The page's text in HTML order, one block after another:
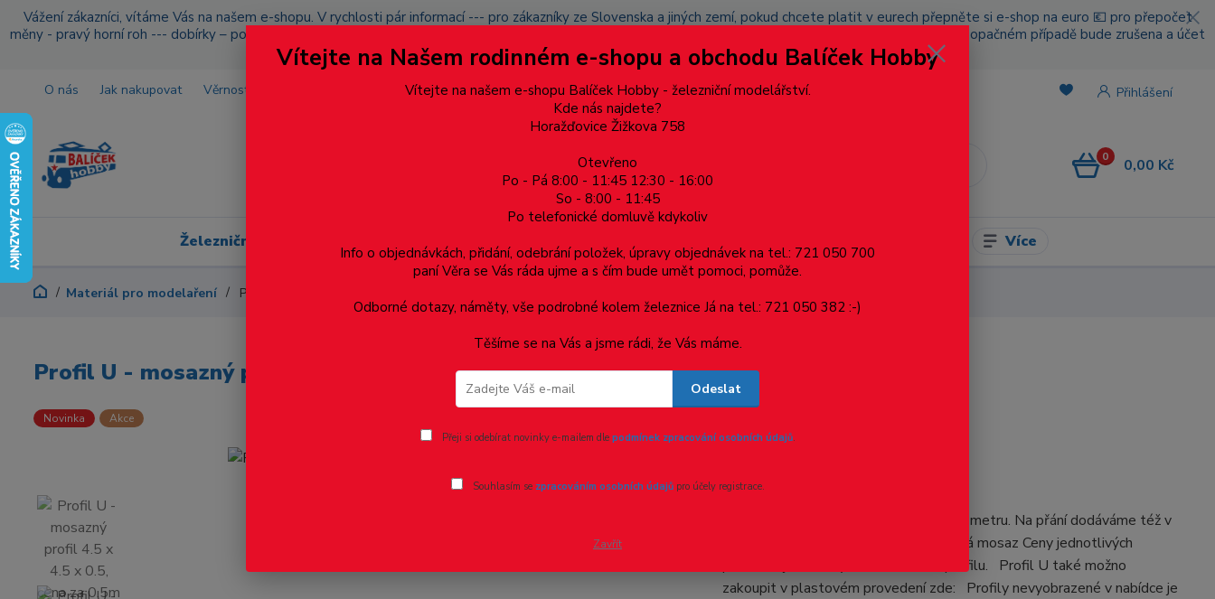
Vážení zákazníci, vítáme Vás na našem e-shopu. V rychlosti pár informací --- pro zákazníky ze Slovenska a jiných zemí, pokud chcete platit v eurech přepněte si e-shop na euro 💶 pro přepočet
měny - pravý horní roh --- dobírky – pokud si z nějakého důvodu zásilku nevyzvednete, bude po domluvě zaslána znovu s opětovnou platbou za poštovné, v opačném případě bude zrušena a účet
přidán na blacklist a rušeny následující objednávky.
O nás Jak nakupovat Věrnostní program Doprava a platba Více Přihlášení
0 0,00 Kč
Železniční modelářství Dárkové poukazy, upomínkové předměty Více
Materiál pro modelaření Profil U - mosazný profil 4.5 x 4.5 x 0.5, cena za 0.5m
Profil U - mosazný profil 4.5 x 4.5 x 0.5, cena za 0.5m
Novinka Akce
Profil U řady MS. Základní délka je 0.5 metru. Na přání dodáváme též v
délce 1 metr vcelku. Materiál: obráběná mosaz Ceny jednotlivých
produktů jsou ve výběru u každého profilu. Profil U také možno
zakoupit v plastovém provedení zde: Profily nevyobrazené v nabídce je
Vítejte na Našem rodinném e-shopu a obchodu Balíček Hobby
Vítejte na našem e-shopu Balíček Hobby - železniční modelářství.
Kde nás najdete?
Horažďovice Žižkova 758
Otevřeno
Po - Pá 8:00 - 11:45 12:30 - 16:00
So - 8:00 - 11:45
Po telefonické domluvě kdykoliv
Info o objednávkách, přidání, odebrání položek, úpravy objednávek na tel.: 721 050 700
paní Věra se Vás ráda ujme a s čím bude umět pomoci, pomůže.
Odborné dotazy, náměty, vše podrobné kolem železnice Já na tel.: 721 050 382 :-)
Těšíme se na Vás a jsme rádi, že Vás máme.
Odeslat
Přeji si odebírat novinky e-mailem dle podmínek zpracování osobních údajů.
Souhlasím se zpracováním osobních údajůpro účely registrace.
Zavřít